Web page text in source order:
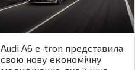
Audi A6 e-tron представила
свою нову економічну